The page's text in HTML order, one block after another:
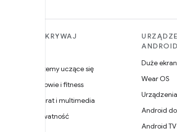
ODKRYWAJ
Systemy uczące się
Zdrowie i fitness
Aparat i multimedia
Prywatność
Duże
Wear OS
Android
Android TV